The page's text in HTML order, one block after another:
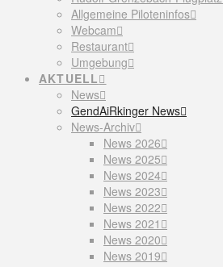
Allgemeine Piloteninfos
Webcam
Restaurant
Umgebung
AKTUELL
News
GendAiRkinger News
News-Archiv
News 2026
News 2025
News 2024
News 2023
News 2022
News 2021
News 2020
News 2019